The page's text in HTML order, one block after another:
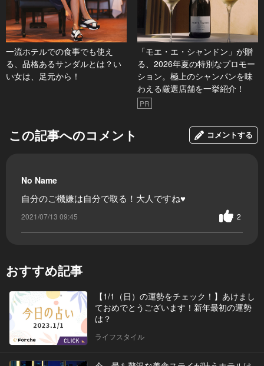
一流ホテルでの食事でも使え
る、品格あるサンダルとは？い
い女は、足元から！
「モエ・エ・シャンドン」が贈
る、2026年夏の特別なプロモー
ション。極上のシャンパンを味
わえる厳選店舗を一挙紹介！
PR
この記事へのコメント コメントする
No Name
自分のご機嫌は自分で取る！大人ですね♥
2021/07/13 09:45 2
おすすめ記事
【1/1（日）の運勢をチェック！】あけまし
ておめでとうございます！新年最初の運勢
は？
ライフスタイル